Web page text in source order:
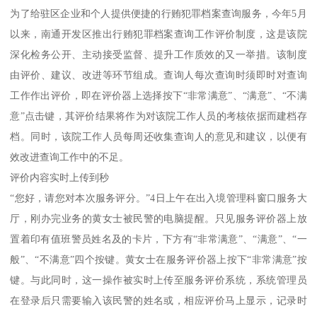
为了给驻区企业和个人提供便捷的行贿犯罪档案查询服务，今年5月
以来，南通开发区推出行贿犯罪档案查询工作评价制度，这是该院
深化检务公开、主动接受监督、提升工作质效的又一举措。该制度
由评价、建议、改进等环节组成。查询人每次查询时须即时对查询
工作作出评价，即在评价器上选择按下“非常满意”、“满意”、“不满
意”点击键，其评价结果将作为对该院工作人员的考核依据而建档存
档。同时，该院工作人员每周还收集查询人的意见和建议，以便有
效改进查询工作中的不足。
评价内容实时上传到秒
“您好，请您对本次服务评分。”4日上午在出入境管理科窗口服务大
厅，刚办完业务的黄女士被民警的电脑提醒。只见服务评价器上放
置着印有值班警员姓名及的卡片，下方有“非常满意”、“满意”、“一
般”、“不满意”四个按键。黄女士在服务评价器上按下“非常满意”按
键。与此同时，这一操作被实时上传至服务评价系统，系统管理员
在登录后只需要输入该民警的姓名或，相应评价马上显示，记录时